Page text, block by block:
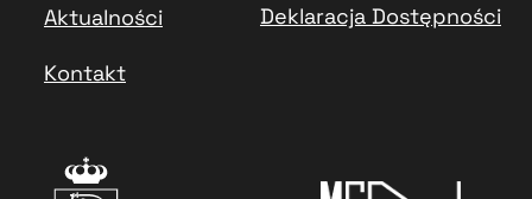
Kontakt
Aktualności Deklaracja Dostępności